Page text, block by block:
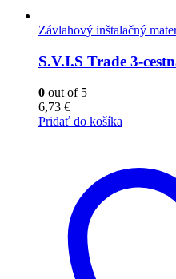
Závlahový inštalačný
S.V.I.S Trade 3-
0 out of 5
6,73 €
Pridať do košíka